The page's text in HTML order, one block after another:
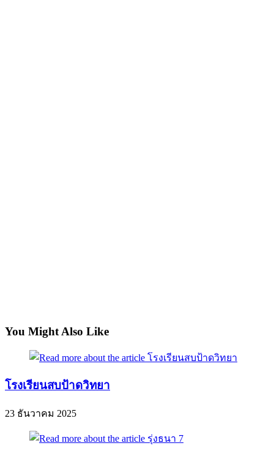
You Might Also Like
โรงเรียนสบป้าดวิทยา
23 ธันวาคม 2025